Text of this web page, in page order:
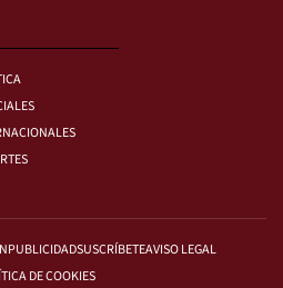
PUBLICIDADSUSCRÍBETEAVISO LEGAL
DE COOKIES